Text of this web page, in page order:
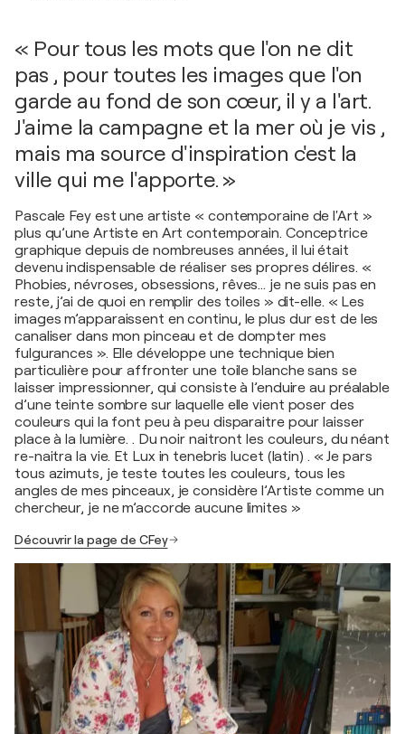
« Pour tous les mots que l'on ne dit
pas , pour toutes les images que l'on
garde au fond de son cœur, il y a l'art.
J'aime la campagne et la mer où je vis ,
mais ma source d'inspiration c'est la
ville qui me l'apporte. »
Pascale Fey est une artiste « contemporaine de l'Art »
plus qu’une Artiste en Art contemporain. Conceptrice
graphique depuis de nombreuses années, il lui était
devenu indispensable de réaliser ses propres délires. «
Phobies, névroses, obsessions, rêves... je ne suis pas en
reste, j’ai de quoi en remplir des toiles » dit-elle. « Les
images m’apparaissent en continu, le plus dur est de les
canaliser dans mon pinceau et de dompter mes
fulgurances ». Elle développe une technique bien
particulière pour affronter une toile blanche sans se
laisser impressionner, qui consiste à l’enduire au préalable
d’une teinte sombre sur laquelle elle vient poser des
couleurs qui la font peu à peu disparaitre pour laisser
place à la lumière. . Du noir naitront les couleurs, du néant
re-naitra la vie. Et Lux in tenebris lucet (latin) . « Je pars
tous azimuts, je teste toutes les couleurs, tous les
angles de mes pinceaux, je considère l’Artiste comme un
chercheur, je ne m’accorde aucune limites »
Découvrir la page de CFey